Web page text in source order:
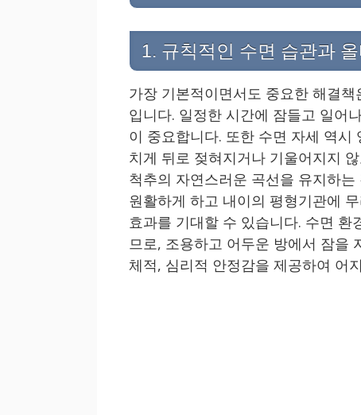
1. 규칙적인 수면 습관과
가장 기본적이면서도 중요한 해결
입니다. 일정한 시간에 잠들고 일어
이 중요합니다. 또한 수면 자세 역
치게 뒤로 젖혀지거나 기울어지지
척추의 자연스러운 곡선을 유지하
원활하게 하고 내이의 평형기관에
효과를 기대할 수 있습니다. 수면
므로, 조용하고 어두운 방에서 잠을
체적, 심리적 안정감을 제공하여 어